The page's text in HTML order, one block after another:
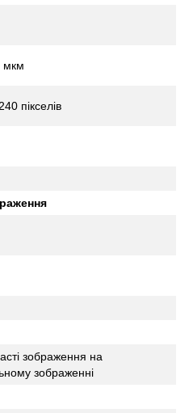
мкм
пікселів
зображення на
зображенні